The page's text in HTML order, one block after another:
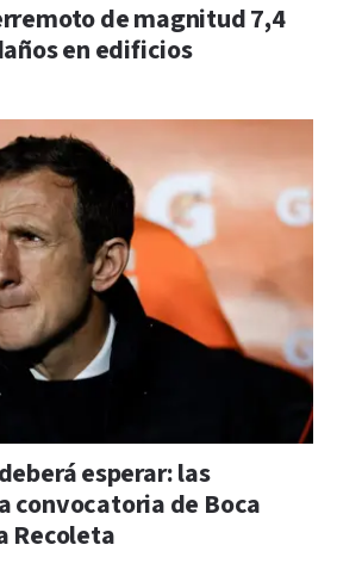
de magnitud 7,4
en edificios
esperar: las
convocatoria de Boca
Recoleta